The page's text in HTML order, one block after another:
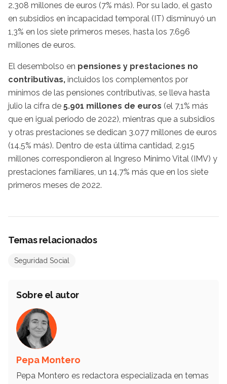
2.308 millones de euros (7% más). Por su lado, el gasto
en subsidios en incapacidad temporal (IT) disminuyó un
1,3% en los siete primeros meses, hasta los 7.696
millones de euros.
El desembolso en pensiones y prestaciones no
contributivas, incluidos los complementos por
mínimos de las pensiones contributivas, se lleva hasta
julio la cifra de 5.901 millones de euros (el 7,1% más
que en igual periodo de 2022), mientras que a subsidios
y otras prestaciones se dedican 3.077 millones de euros
(14,5% más). Dentro de esta última cantidad, 2.915
millones correspondieron al Ingreso Mínimo Vital (IMV) y
prestaciones familiares, un 14,7% más que en los siete
primeros meses de 2022.
Temas relacionados
Seguridad Social
Sobre el autor
Pepa Montero
Pepa Montero es redactora especializada en temas